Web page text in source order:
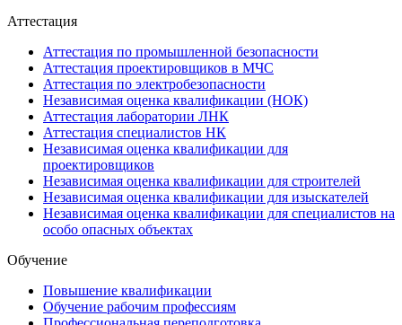
Аттестация
Аттестация по промышленной безопасности
Аттестация проектировщиков в МЧС
Аттестация по электробезопасности
Независимая оценка квалификации (НОК)
Аттестация лаборатории ЛНК
Аттестация специалистов НК
Независимая оценка квалификации для
проектировщиков
Независимая оценка квалификации для строителей
Независимая оценка квалификации для изыскателей
Независимая оценка квалификации для специалистов на
особо опасных объектах
Обучение
Повышение квалификации
Обучение рабочим профессиям